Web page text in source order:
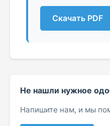
Скачать PDF
Не нашли нужное
Напишите нам, и мы